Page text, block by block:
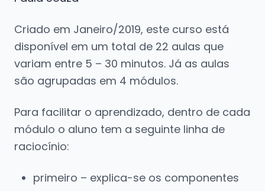
Criado em Janeiro/2019, este curso está
disponível em um total de 22 aulas que
variam entre 5 – 30 minutos. Já as aulas
são agrupadas em 4 módulos.
Para facilitar o aprendizado, dentro de cada
módulo o aluno tem a seguinte linha de
raciocínio:
primeiro – explica-se os componentes